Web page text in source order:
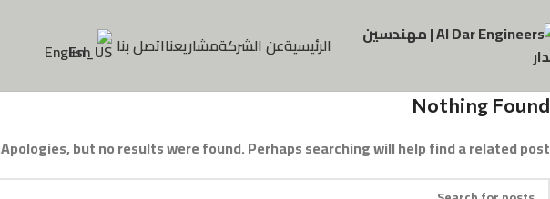
الرئيسيةعن الشركةمشاريعنااتصل بنا English
Nothing Found
Apologies, but no results were found. Perhaps searching will help find a related post.